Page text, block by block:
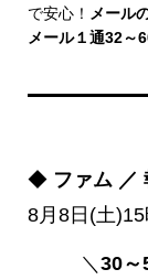
で安心！ メール
メール１通32～
◆ ファム ／
8月8日(土)15
＼ 30～